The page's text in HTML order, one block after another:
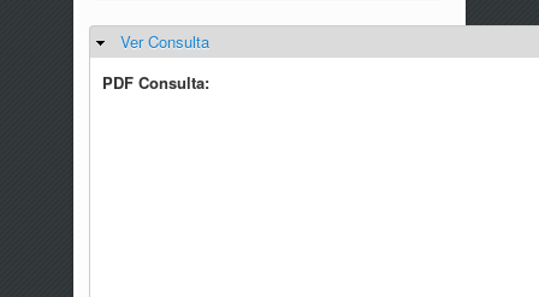
Ocultar
Ver Consulta
PDF Consulta: